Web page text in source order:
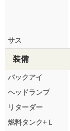
サス
装備
バックアイ
ヘッドランプ
リターダー
燃料タンク+Ｌ